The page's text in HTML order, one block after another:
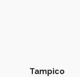
Tampico